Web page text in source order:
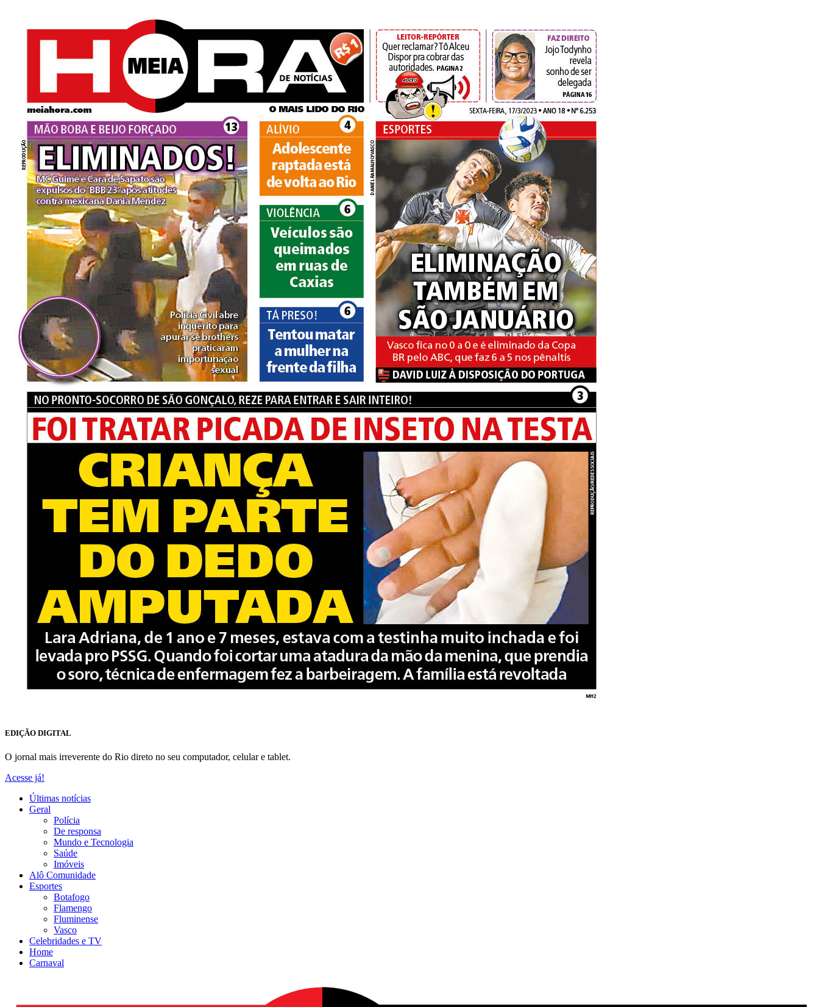
EDIÇÃO DIGITAL
O jornal mais irreverente do Rio direto no seu computador, celular e tablet.
Acesse já!
Últimas notícias
Geral
Polícia
De responsa
Mundo e Tecnologia
Saúde
Imóveis
Alô Comunidade
Esportes
Botafogo
Flamengo
Fluminense
Vasco
Celebridades e TV
Home
Carnaval